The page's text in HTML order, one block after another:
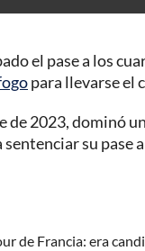
el pase a los
para llevarse el
de 2023, dominó
su pase
de Francia: era